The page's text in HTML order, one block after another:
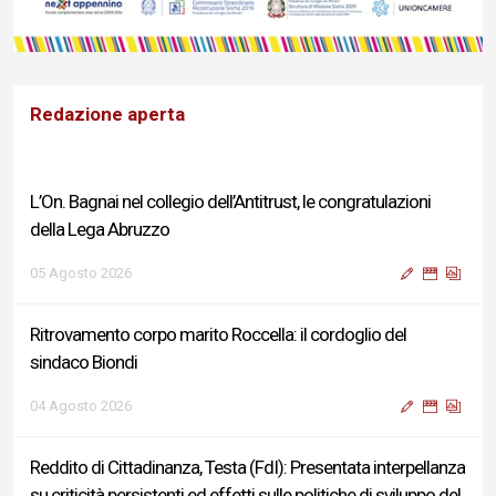
Redazione aperta
L’On. Bagnai nel collegio dell’Antitrust, le congratulazioni
della Lega Abruzzo
05 Agosto 2026
Ritrovamento corpo marito Roccella: il cordoglio del
sindaco Biondi
04 Agosto 2026
Reddito di Cittadinanza, Testa (FdI): Presentata interpellanza